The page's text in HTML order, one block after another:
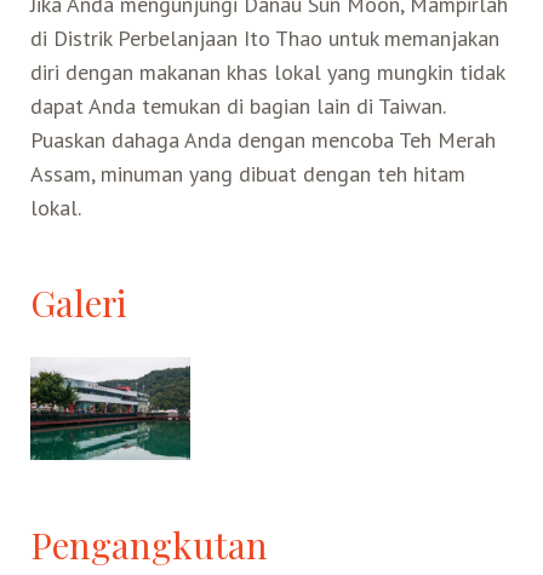
Agen Perjalanan
Mata Air Panas
LOHAS
Wisata Kereta Api
Budaya & Warisan
Wisata Senior
Tur Bis Wisata
Wisata Alam – Scenic Spot
Teh Kelas Dunia
Bis
U-Bike
Bandara Internasional
Atraksi Taiwan Bagian Timur
Atraksi Taiwan Bagian Tengah
Atraksi Taiwan Bagian Selatan
Atraksi Kepulauan di Pesisir Pantai
di Distrik Perbelanjaan Ito Thao untuk memanjakan
diri dengan makanan khas lokal yang mungkin tidak
dapat Anda temukan di bagian lain di Taiwan.
Puaskan dahaga Anda dengan mencoba Teh Merah
Assam, minuman yang dibuat dengan teh hitam
lokal.
Galeri
Pengangkutan